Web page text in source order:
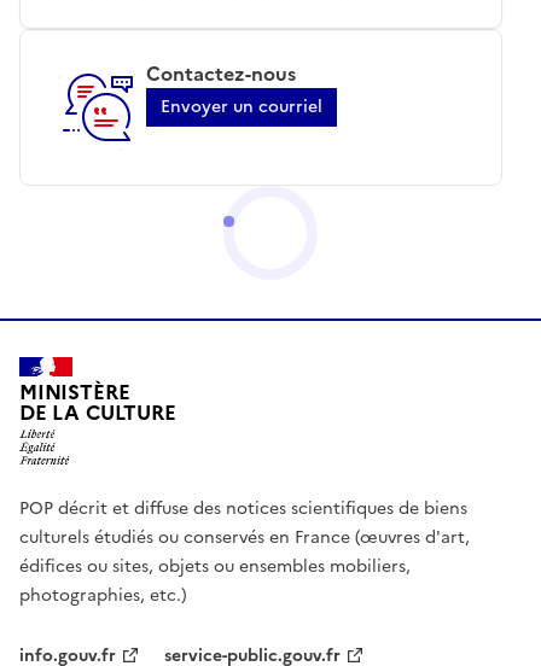
Contactez-nous
Envoyer un courriel
MINISTÈRE
DE LA CULTURE
POP décrit et diffuse des notices scientifiques de biens
culturels étudiés ou conservés en France (œuvres d'art,
édifices ou sites, objets ou ensembles mobiliers,
photographies, etc.)
info.gouv.fr service-public.gouv.fr